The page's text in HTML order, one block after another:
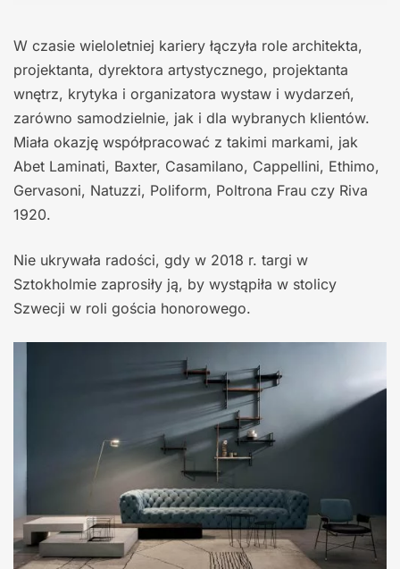
W czasie wieloletniej kariery łączyła role architekta,
projektanta, dyrektora artystycznego, projektanta
wnętrz, krytyka i organizatora wystaw i wydarzeń,
zarówno samodzielnie, jak i dla wybranych klientów.
Miała okazję współpracować z takimi markami, jak
Abet Laminati, Baxter, Casamilano, Cappellini, Ethimo,
Gervasoni, Natuzzi, Poliform, Poltrona Frau czy Riva
1920.
Nie ukrywała radości, gdy w 2018 r. targi w
Sztokholmie zaprosiły ją, by wystąpiła w stolicy
Szwecji w roli gościa honorowego.